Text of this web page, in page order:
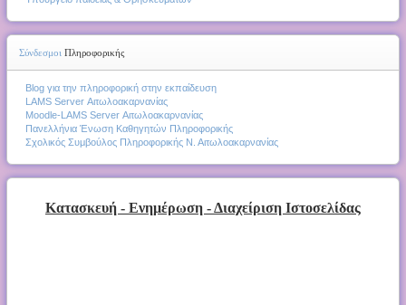
Σύνδεσμοι Πληροφορικής
Blog για την πληροφορική στην εκπαίδευση
LAMS Server Αιτωλοακαρνανίας
Moodle-LAMS Server Αιτωλοακαρνανίας
Πανελλήνια Ένωση Καθηγητών Πληροφορικής
Σχολικός Συμβούλος Πληροφορικής Ν. Αιτωλοακαρνανίας
Κατασκευή - Ενημέρωση - Διαχείριση Ιστοσελίδας